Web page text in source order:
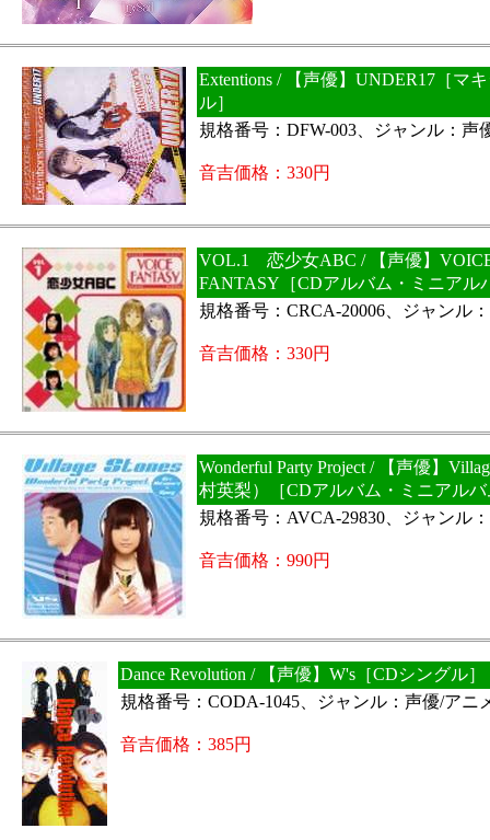
Extentions / 【声優】UNDER17［マ
ル］
規格番号：DFW-003、ジャンル：声
音吉価格：330円
VOL.1 恋少女ABC / 【声優】
FANTASY［CDアルバム・ミニアル
規格番号：CRCA-20006、ジャンル
音吉価格：330円
Wonderful Party Project / 【声優】
村英梨）［CDアルバム・ミニアル
規格番号：AVCA-29830、ジャンル
音吉価格：990円
Dance Revolution / 【声優】W's［CDシングル］
規格番号：CODA-1045、ジャンル：声優/アニ
音吉価格：385円